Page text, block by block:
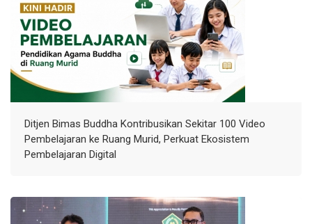
Ditjen Bimas Buddha Kontribusikan Sekitar 100 Video
Pembelajaran ke Ruang Murid, Perkuat Ekosistem
Pembelajaran Digital